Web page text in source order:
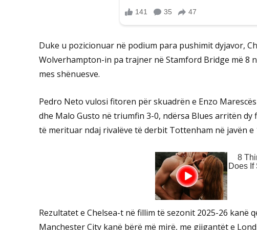
Duke u pozicionuar në podium para pushimit dyjavor,
Wolverhampton-in pa trajner në Stamford Bridge më 8
mes shënuesve.
Pedro Neto vulosi fitoren për skuadrën e Enzo
dhe Malo Gusto në triumfin 3-0, ndërsa Blues arritën
të merituar ndaj rivalëve të derbit Tottenham në javën e
Rezultatet e Chelsea-t në fillim të sezonit 2025-26 kanë
Manchester City kanë bërë më mirë, me gjigantët e